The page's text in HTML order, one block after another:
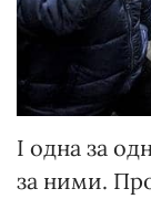
І одна за
за ними.